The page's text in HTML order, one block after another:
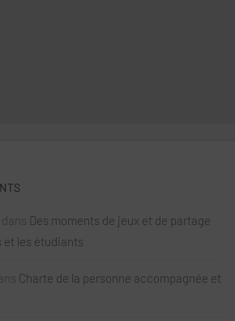
dans Des moments de jeux et de partage
et les étudiants
Charte de la personne accompagnée et